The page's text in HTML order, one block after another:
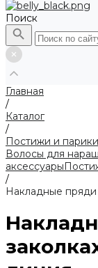
Поиск
Главная
/
Каталог
/
Постижи и парики
Волосы для
аксессуары
/
Накладные пряди